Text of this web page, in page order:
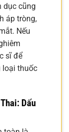
dục cũng
áp tròng,
Nếu
sĩ để
loại thuốc
Dấu